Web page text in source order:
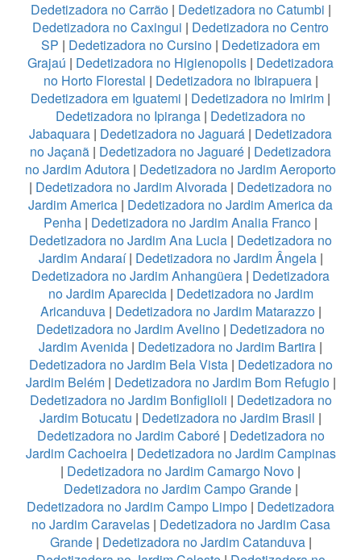
Dedetizadora no Carrão| Dedetizadora no Catumbi |
Dedetizadora no Caxingui | Dedetizadora no Centro
SP | Dedetizadora no Cursino | Dedetizadora em
Grajaú | Dedetizadora no Higienopolis | Dedetizadora
no Horto Florestal | Dedetizadora no Ibirapuera|
Dedetizadora em Iguatemi | Dedetizadora no Imirim |
Dedetizadora no Ipiranga | Dedetizadora no
Jabaquara | Dedetizadora no Jaguará | Dedetizadora
no Jaçanã | Dedetizadora no Jaguaré | Dedetizadora
no Jardim Adutora | Dedetizadora no Jardim Aeroporto
| Dedetizadora no Jardim Alvorada | Dedetizadora no
Jardim America | Dedetizadora no Jardim America da
Penha | Dedetizadora no Jardim Analia Franco |
Dedetizadora no Jardim Ana Lucia | Dedetizadora no
Jardim Andaraí| Dedetizadora no Jardim Ângela|
Dedetizadora no Jardim Anhangüera | Dedetizadora
no Jardim Aparecida| Dedetizadora no Jardim
Aricanduva| Dedetizadora no Jardim Matarazzo|
Dedetizadora no Jardim Avelino | Dedetizadora no
Jardim Avenida | Dedetizadora no Jardim Bartira |
Dedetizadora no Jardim Bela Vista| Dedetizadora no
Jardim Belém| Dedetizadora no Jardim Bom Refugio|
Dedetizadora no Jardim Bonfiglioli | Dedetizadora no
Jardim Botucatu | Dedetizadora no Jardim Brasil |
Dedetizadora no Jardim Caboré| Dedetizadora no
Jardim Cachoeira| Dedetizadora no Jardim Campinas
| Dedetizadora no Jardim Camargo Novo |
Dedetizadora no Jardim Campo Grande|
Dedetizadora no Jardim Campo Limpo | Dedetizadora
no Jardim Caravelas| Dedetizadora no Jardim Casa
Grande| Dedetizadora no Jardim Catanduva|